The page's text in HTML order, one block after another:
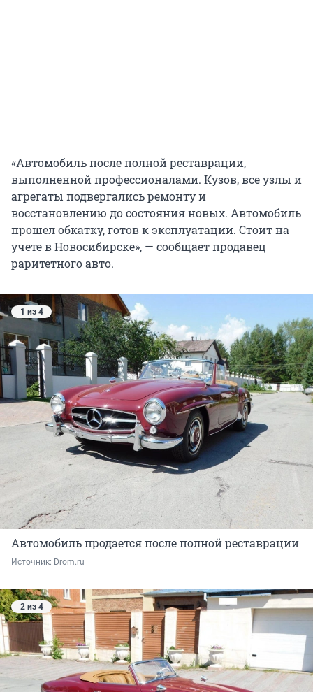
«Автомобиль после полной реставрации,
выполненной профессионалами. Кузов, все узлы и
агрегаты подвергались ремонту и
восстановлению до состояния новых. Автомобиль
прошел обкатку, готов к эксплуатации. Стоит на
учете в Новосибирске», — сообщает продавец
раритетного авто.
1 из 4
Автомобиль продается после полной реставрации
Источник: Drom.ru
2 из 4